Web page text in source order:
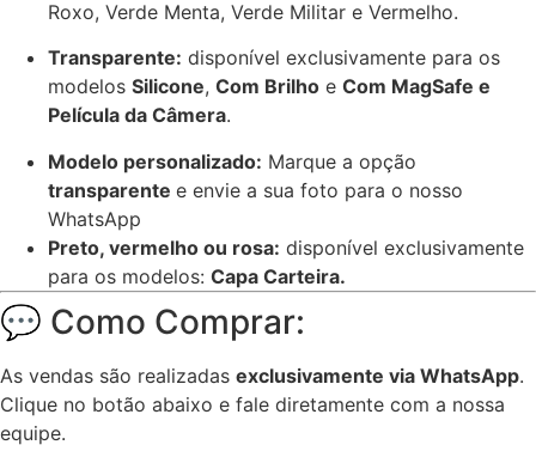
Roxo, Verde Menta, Verde Militar e Vermelho.
Transparente: disponível exclusivamente para os
modelos Silicone, Com Brilho e Com MagSafe e
Película da Câmera.
Modelo personalizado: Marque a opção
transparente e envie a sua foto para o nosso
WhatsApp
Preto, vermelho ou rosa: disponível exclusivamente
para os modelos: Capa Carteira.
💬 Como Comprar:
As vendas são realizadas exclusivamente via WhatsApp.
Clique no botão abaixo e fale diretamente com a nossa
equipe.